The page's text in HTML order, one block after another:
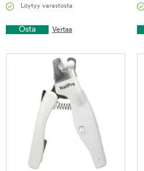
Löytyy varastosta
Osta Vertaa